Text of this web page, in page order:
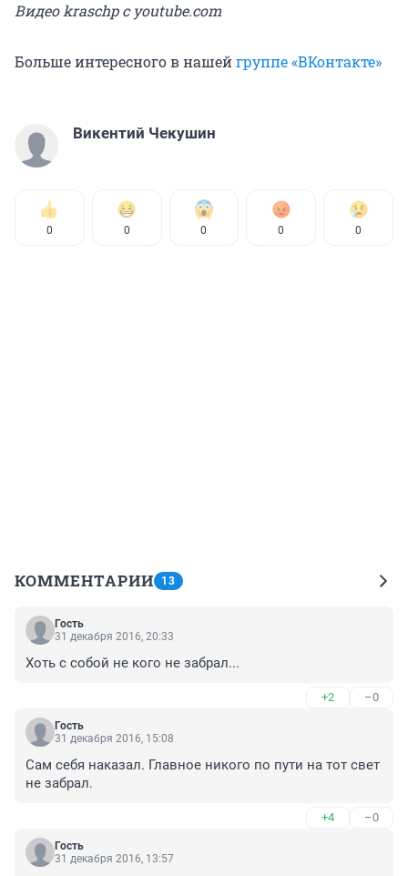
Видео kraschp c youtube.com
Больше интересного в нашейгруппе «ВКонтакте»
Викентий Чекушин
0 0 0 0 0
КОММЕНТАРИИ 13
Гость
31 декабря 2016, 20:33
Хоть с собой не кого не забрал...
+2 –0
Гость
31 декабря 2016, 15:08
Сам себя наказал. Главное никого по пути на тот свет
не забрал.
+4 –0
Гость
31 декабря 2016, 13:57